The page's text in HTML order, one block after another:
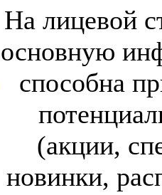
На лицевой
основную
способна
(акции,
новинки,